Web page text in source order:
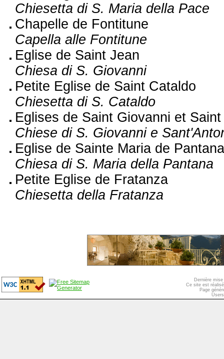
Chiesetta di S. Maria della Pace
Chapelle de Fontitune
Capella alle Fontitune
Eglise de Saint Jean
Chiesa di S. Giovanni
Petite Eglise de Saint Cataldo
Chiesetta di S. Cataldo
Eglises de Saint Giovanni et
Chiese di S. Giovanni e
Eglise de Sainte Maria de Pantana
Chiesa di S. Maria della Pantana
Petite Eglise de Fratanza
Chiesetta della Fratanza
Dernière
Ce site est
Page